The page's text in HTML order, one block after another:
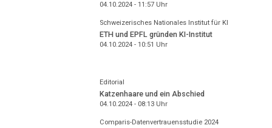
04.10.2024 - 11:57Uhr
Schweizerisches Nationales Institut für KI
ETH und EPFL gründen KI-Institut
04.10.2024 - 10:51 Uhr
Editorial
Katzenhaare und ein Abschied
04.10.2024 - 08:13Uhr
Comparis-Datenvertrauensstudie 2024